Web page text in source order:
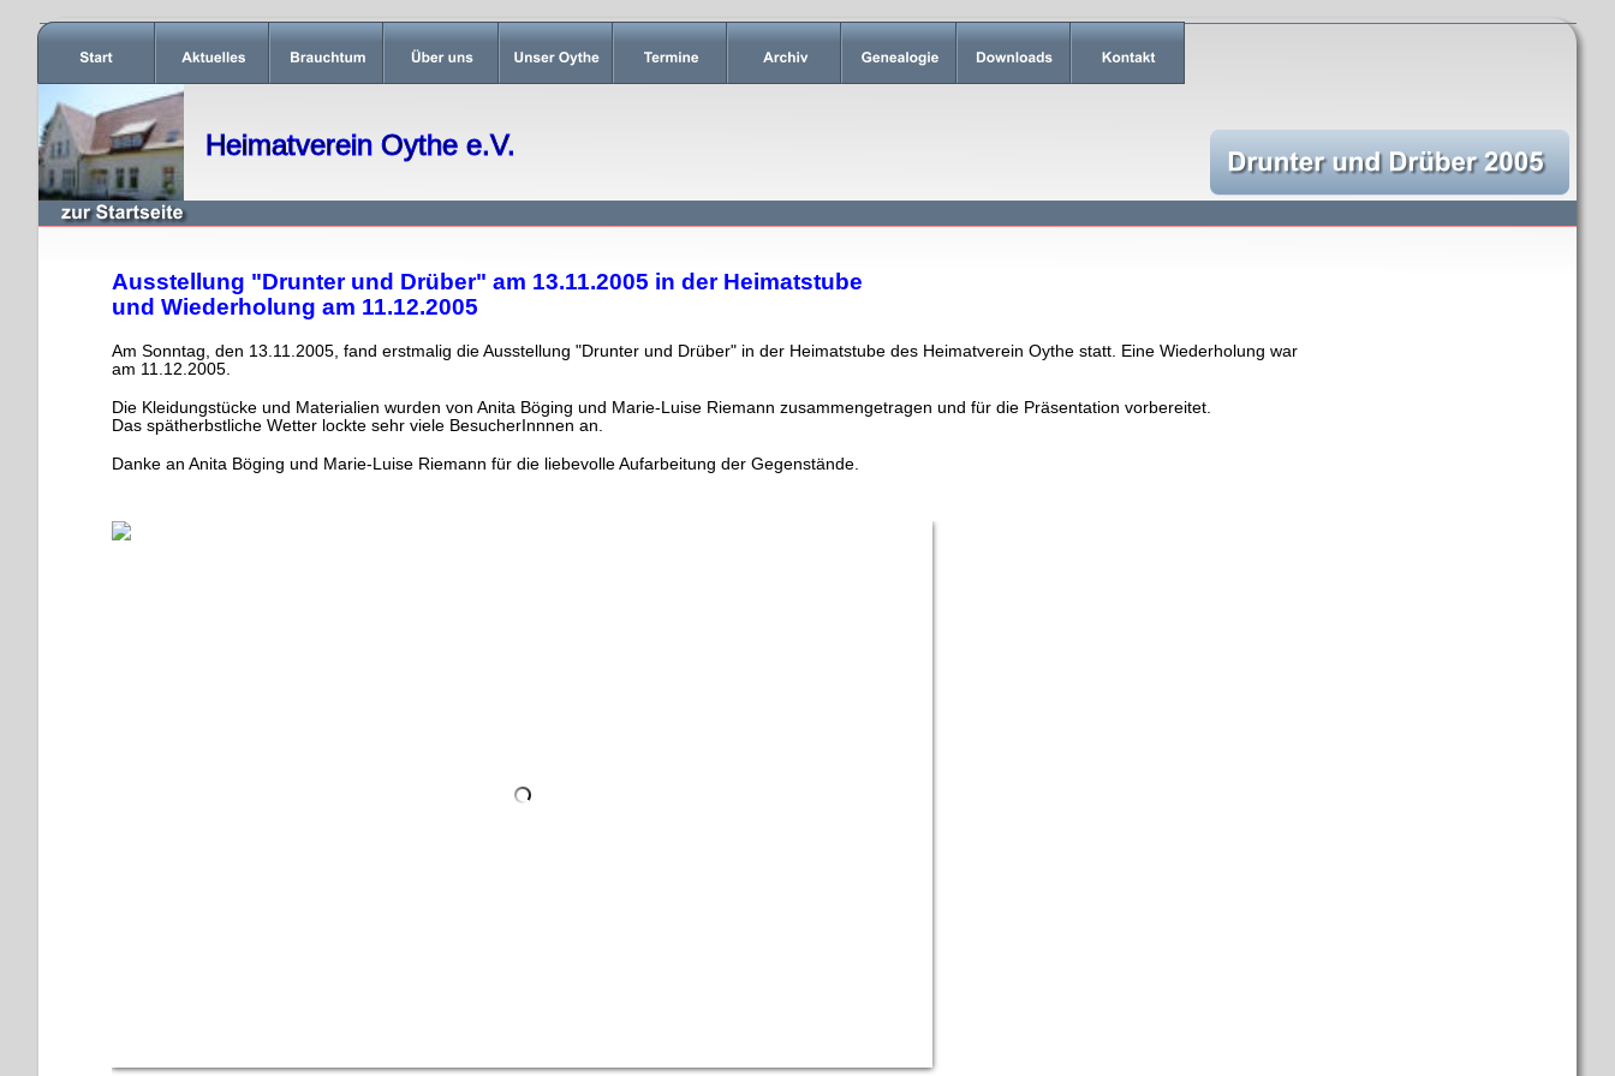
Heimatverein Oythe e.V.
Ausstellung "Drunter und Drüber" am 13.11.2005 in der Heimatstube
und Wiederholung am 11.12.2005
Am Sonntag, den 13.11.2005, fand erstmalig die Ausstellung "Drunter und Drüber" in der Heimatstube des Heimatverein Oythe statt. Eine Wiederholung war
am 11.12.2005.
Die Kleidungstücke und Materialien wurden von Anita Böging und Marie-Luise Riemann zusammengetragen und für die Präsentation vorbereitet.
Das spätherbstliche Wetter lockte sehr viele BesucherInnnen an.
Danke an Anita Böging und Marie-Luise Riemann für die liebevolle Aufarbeitung der Gegenstände.